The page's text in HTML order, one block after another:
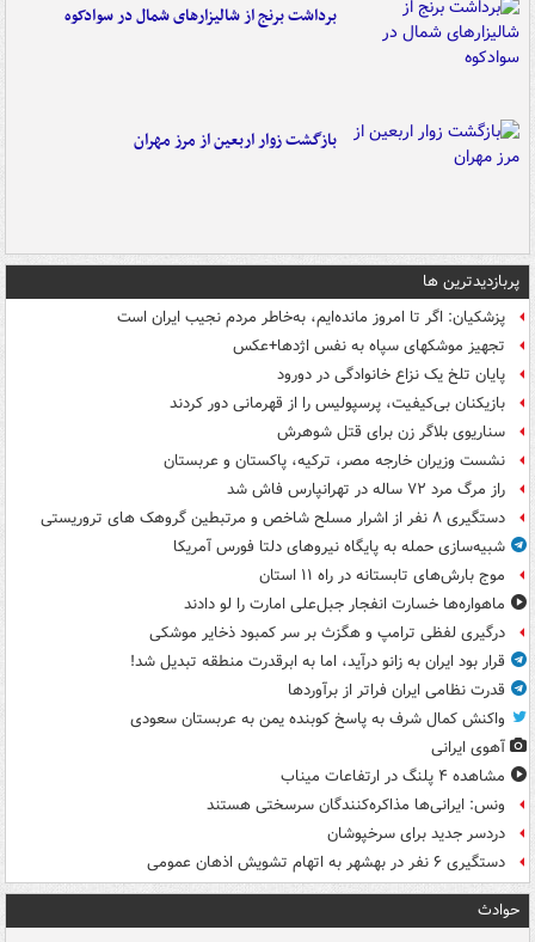
برداشت برنج از شالیزارهای شمال در سوادکوه
بازگشت زوار اربعین از مرز مهران
پربازدیدترین ها
پزشکیان: اگر تا امروز مانده‌ایم، به‌خاطر مردم نجیب ایران است
تجهیز موشکهای سپاه به نفس اژدها+عکس
پایان تلخ یک نزاع خانوادگی در دورود
بازیکنان بی‌کیفیت، پرسپولیس را از قهرمانی دور کردند
سناریوی بلاگر زن برای قتل شوهرش
نشست وزیران خارجه مصر، ترکیه، پاکستان و عربستان
راز مرگ مرد ۷۲ ساله در تهرانپارس فاش شد
دستگیری ۸ نفر از اشرار مسلح شاخص و مرتبطین گروهک های تروریستی
شبیه‌سازی حمله به پایگاه نیروهای دلتا فورس آمریکا
موج بارش‌های تابستانه در راه ۱۱ استان
ماهواره‌ها خسارت انفجار جبل‌علی امارت را لو دادند
درگیری لفظی ترامپ و هگزث بر سر کمبود ذخایر موشکی
قرار بود ایران به زانو درآید، اما به ابرقدرت منطقه تبدیل شد!
قدرت نظامی ایران فراتر از برآوردها
واکنش کمال شرف به پاسخ کوبنده یمن به عربستان سعودی
آهوی ایرانی
مشاهده ۴ پلنگ در ارتفاعات میناب
ونس: ایرانی‌ها مذاکره‌کنندگان سرسختی هستند
دردسر جدید برای سرخپوشان
دستگیری ۶ نفر در بهشهر به اتهام تشویش اذهان عمومی
حوادث